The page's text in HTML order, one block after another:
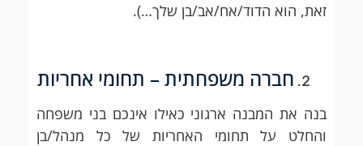
זאת, הוא הדוד/אח/אב/בן שלך…).
חברה משפחתית – תחומי אחריות
בנה את המבנה ארגוני כאילו אינכם בני משפחה
והחלט על תחומי האחריות של כל מנהל/בן